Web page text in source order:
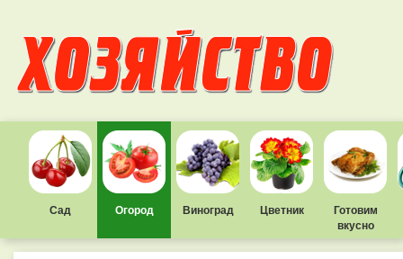
Сад Огород Виноград Цветник
Готовим
вкусно